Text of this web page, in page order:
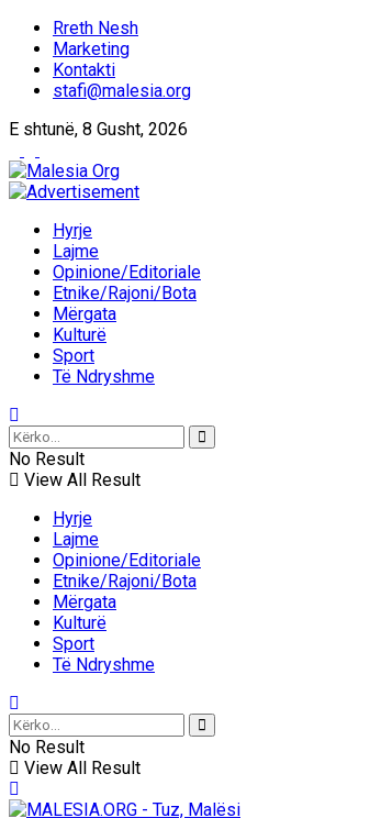
Rreth Nesh
Marketing
Kontakti
stafi@malesia.org
E shtunë, 8 Gusht, 2026
Hyrje
Lajme
Opinione/Editoriale
Etnike/Rajoni/Bota
Mërgata
Kulturë
Sport
Të Ndryshme
No Result
View All Result
Hyrje
Lajme
Opinione/Editoriale
Etnike/Rajoni/Bota
Mërgata
Kulturë
Sport
Të Ndryshme
No Result
View All Result